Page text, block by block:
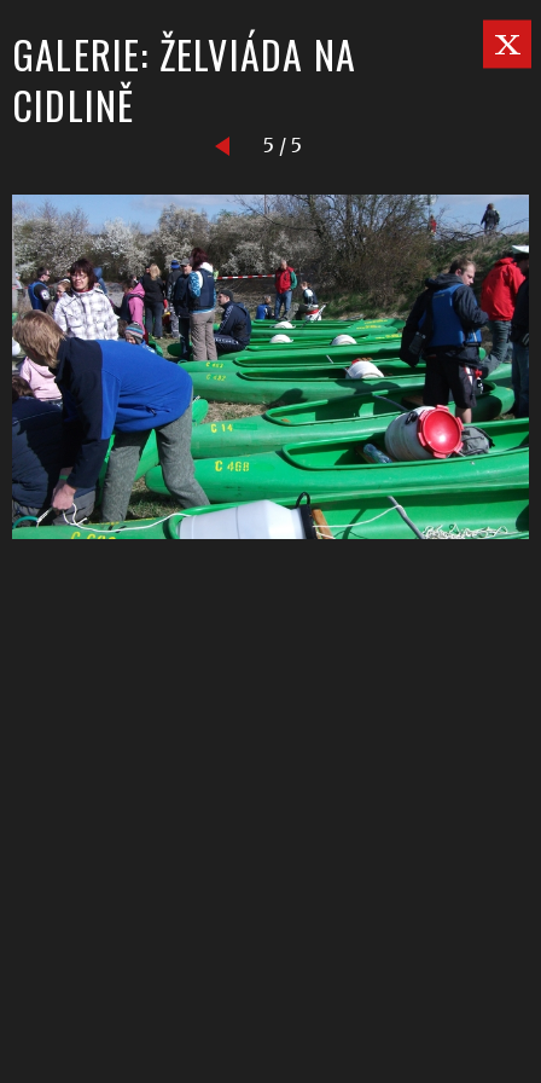
GALERIE: ŽELVIÁDA NA
CIDLINĚ
5 / 5